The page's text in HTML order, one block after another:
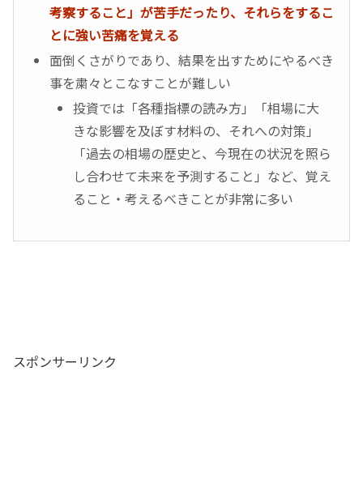
考察すること」が苦手だったり、それらをするこ
とに強い苦痛を覚える
面倒くさがりであり、結果を出すためにやるべき
事を粛々とこなすことが難しい
投資では「各種指標の読み方」「相場に大
きな影響を及ぼす材料の、それへの対策」
「過去の相場の歴史と、今現在の状況を照ら
し合わせて未来を予測すること」など、覚え
ること・考えるべきことが非常に多い
スポンサーリンク